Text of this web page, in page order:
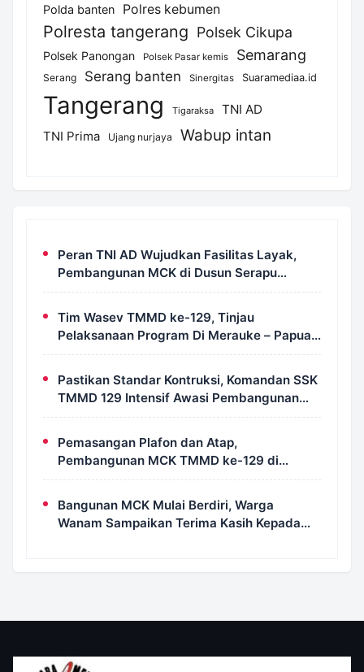
Polda banten Polres kebumen
Polresta tangerang Polsek Cikupa
Polsek Panongan Polsek Pasar kemis Semarang
Serang Serang banten Sinergitas Suaramediaa.id
Tangerang Tigaraksa
TNI AD
TNI Prima
Ujang nurjaya Wabup intan
Peran TNI AD Wujudkan Fasilitas Layak,
Pembangunan MCK di Dusun Serapu
Rampung Dikerjakan
Tim Wasev TMMD ke-129, Tinjau
Pelaksanaan Program Di Merauke – Papua
Selatan
Pastikan Standar Kontruksi, Komandan SSK
TMMD 129 Intensif Awasi Pembangunan
MCK di Wanam
Pemasangan Plafon dan Atap,
Pembangunan MCK TMMD ke-129 di
Kampung Wanam Hampir Rampung
Bangunan MCK Mulai Berdiri, Warga
Wanam Sampaikan Terima Kasih Kepada